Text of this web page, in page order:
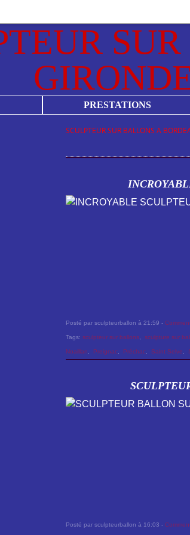
PRESTATIONS
SCULPTEUR SUR BALLONS A
Posté par sculpteurballon à 21:59 -
Tags: sculpteur sur ballons sculpture sur
Noaillan Preignac Préchac Saint Selve
Posté par sculpteurballon à 16:03 -